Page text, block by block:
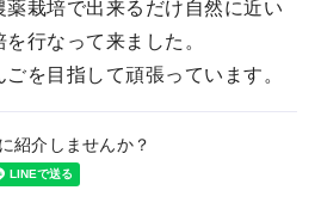
薬栽培で出来るだけ自然に近い
行なって来ました。
を目指して頑張っています。
紹介しませんか？